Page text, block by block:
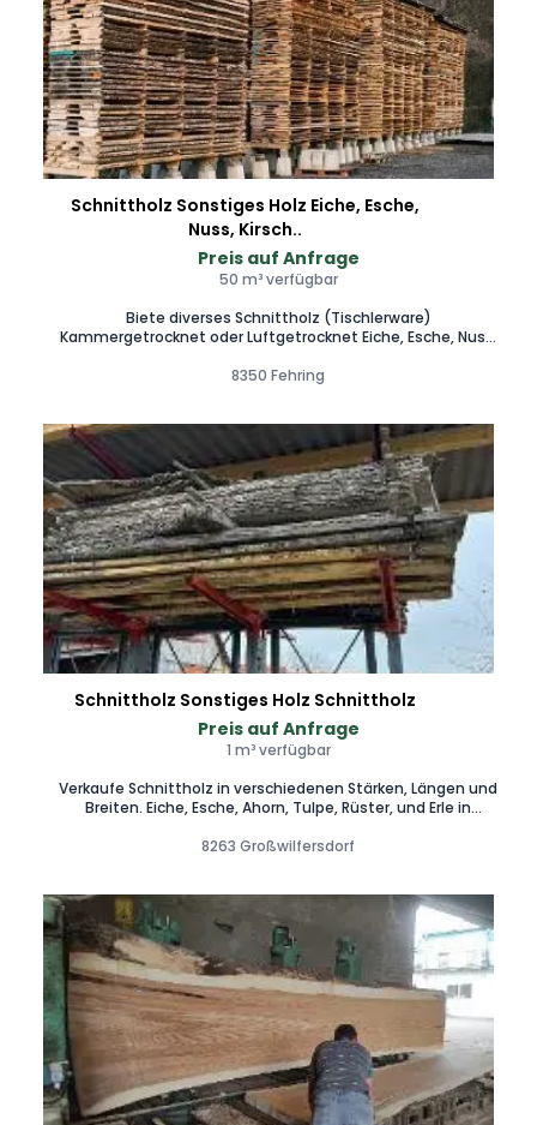
Schnittholz Sonstiges Holz Eiche, Esche,
Nuss, Kirsch..
Preis auf Anfrage
50 m³ verfügbar
Biete diverses Schnittholz (Tischlerware)
Kammergetrocknet oder Luftgetrocknet Eiche, Esche, Nuss,
8350 Fehring
Schnittholz Sonstiges Holz Schnittholz
Preis auf Anfrage
1 m³ verfügbar
Verkaufe Schnittholz in verschiedenen Stärken, Längen und
Breiten. Eiche, Esche, Ahorn, Tulpe, Rüster, und Erle in
8263 Großwilfersdorf